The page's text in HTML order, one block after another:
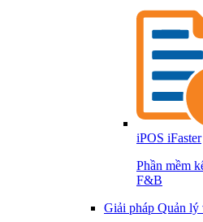
iPOS iFaster
Phần mềm
F&B
Giải pháp Quản lý